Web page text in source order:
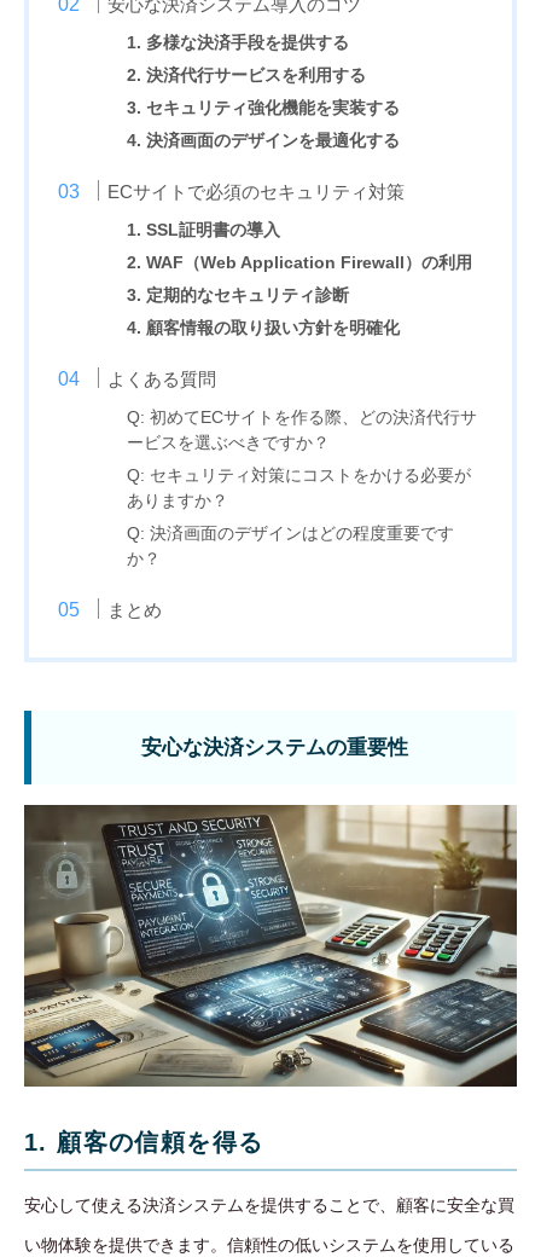
1. 多様な決済手段を提供する
2. 決済代行サービスを利用する
3. セキュリティ強化機能を実装する
4. 決済画面のデザインを最適化する
ECサイトで必須のセキュリティ対策
1. SSL証明書の導入
2. WAF（Web Application Firewall）の利用
3. 定期的なセキュリティ診断
4. 顧客情報の取り扱い方針を明確化
よくある質問
Q: 初めてECサイトを作る際、どの決済代行サ
ービスを選ぶべきですか？
Q: セキュリティ対策にコストをかける必要が
ありますか？
Q: 決済画面のデザインはどの程度重要です
か？
まとめ
安心な決済システムの重要性
1. 顧客の信頼を得る
安心して使える決済システムを提供することで、顧客に安全な買
い物体験を提供できます。信頼性の低いシステムを使用している